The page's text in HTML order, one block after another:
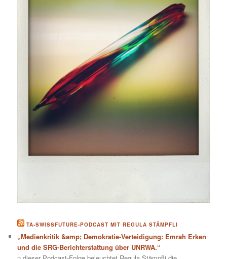
TA-SWISSFUTURE-PODCAST MIT REGULA STÄMPFLI
„Medienkritik &amp; Demokratie-Verteidigung: Emrah Erken
und die SRG-Berichterstattung über UNRWA.“